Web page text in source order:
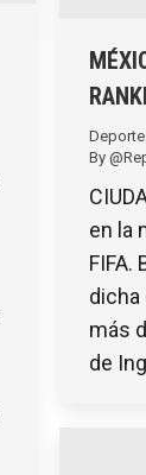
By
en la
FIFA.
dicha
más
de